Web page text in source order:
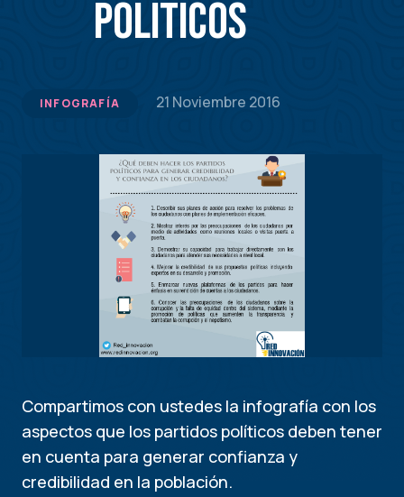
políticos
INFOGRAFÍA 21 Noviembre 2016
Compartimos con ustedes la infografía con los
aspectos que los partidos políticos deben tener
en cuenta para generar confianza y
credibilidad en la población.